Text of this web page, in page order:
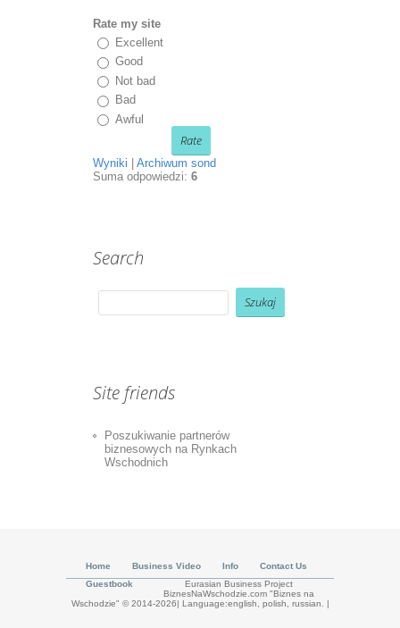
Rate my site
Excellent
Good
Not bad
Bad
Awful
Wyniki
Archiwum sond
Suma odpowiedzi: 6
Search
Site friends
Poszukiwanie partnerów
biznesowych na Rynkach
Wschodnich
Home Business Video Info
Contact Us
Guestbook
Eurasian Business Project
BiznesNaWschodzie.com "Biznes na
Wschodzie" © 2014-2026| Language:english, polish, russian. |